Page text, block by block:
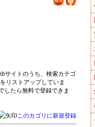
サイトのうち、検索カテゴ
リストアップしていま
したら無料で登録できま
このカゴリに新規登録